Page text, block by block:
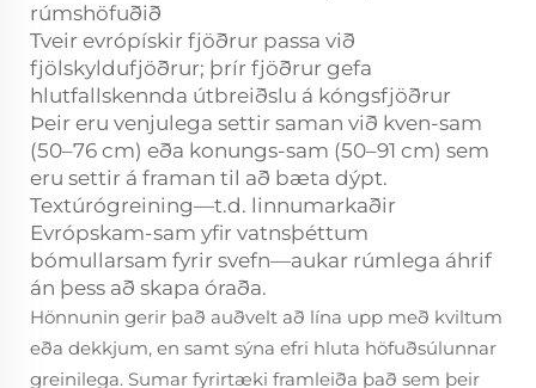
rúmshöfuðið
Tveir evrópískir fjöðrur passa við
fjölskyldufjöðrur; þrír fjöðrur gefa
hlutfallskennda útbreiðslu á kóngsfjöðrur
Þeir eru venjulega settir saman við kven-sam
(50–76 cm) eða konungs-sam (50–91 cm) sem
eru settir á framan til að bæta dýpt.
Textúrógreining—t.d. linnumarkaðir
Evrópskam-sam yfir vatnsþéttum
bómullarsam fyrir svefn—aukar rúmlega áhrif
án þess að skapa óraða.
Hönnunin gerir það auðvelt að lína upp með kviltum
eða dekkjum, en samt sýna efri hluta höfuðsúlunnar
greinilega. Sumar fyrirtæki framleiða það sem þeir